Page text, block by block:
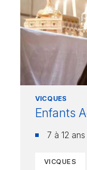
VICQUES
Enfants
7 à 12 ans
VICQUES